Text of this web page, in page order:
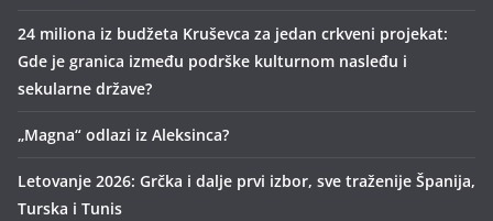
24 miliona iz budžeta Kruševca za jedan crkveni projekat:
Gde je granica između podrške kulturnom nasleđu i
sekularne države?
„Magna“ odlazi iz Aleksinca?
Letovanje 2026: Grčka i dalje prvi izbor, sve traženije Španija,
Turska i Tunis